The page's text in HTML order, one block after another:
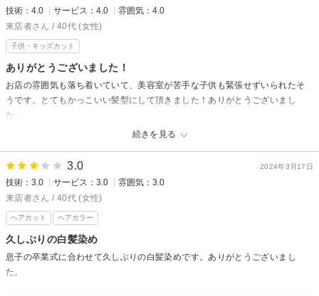
Mさん口コミありがとうございます。
満足して頂いて嬉しいです。
す。
また紫外線など髪やお肌には注意して頂ければと思います。
今後ともどうぞよろしくお願いします。
またのご来店をスタッフ一同心よりお待ちしております。
技術：4.0 サービス：4.0
雰囲気：4.0
来店者さん / 40代 (女性)
子供・キッズカット
ありがとうございました！
続きを見る
お店の雰囲気も落ち着いていて、美容室が苦手な子供も緊張せずいられたそ
うです。とてもかっこいい髪型にして頂きました！ありがとうございまし
た。
子供も緊張もなく安心して頂けて良かったです。
気に入ってもらえると嬉しいです。
アルモニーヘアでは子供も多くご来店いただけます。
これからもどうぞよろしくお願いします。
2024年3月17日
3.0
技術：3.0 サービス：3.0
雰囲気：3.0
来店者さん / 40代 (女性)
ヘアカット ヘアカラー
久しぶりの白髪染め
息子の卒業式に合わせて久しぶりの白髪染めです。ありがとうございまし
た。